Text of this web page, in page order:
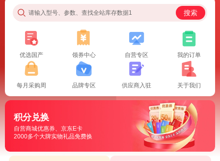
请输入型号、参数、查找全站库存数据1 搜索
优选国产 领券中心 自营专区 我的订单
每月采购周 品牌专区 供应商入驻 关于我们
积分兑换
自营商城优惠券、京东E卡
2000多个大牌实物礼品免费换